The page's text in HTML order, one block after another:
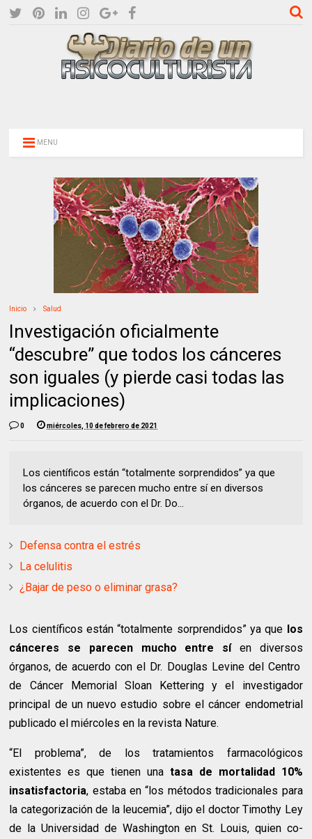
MENU
Inicio Salud
Investigación oficialmente
“descubre” que todos los cánceres
son iguales (y pierde casi todas las
implicaciones)
0 miércoles, 10 de febrero de 2021
Los científicos están “totalmente sorprendidos” ya que
los cánceres se parecen mucho entre sí en diversos
órganos, de acuerdo con el Dr. Do...
Defensa contra el estrés
La celulitis
¿Bajar de peso o eliminar grasa?
Los científicos están “totalmente sorprendidos” ya que los
cánceres se parecen mucho entre síen diversos
órganos, de acuerdo con el Dr. Douglas Levine del Centro
de Cáncer Memorial Sloan Kettering y el investigador
principal de un nuevo estudio sobre el cáncer endometrial
publicado el miércoles en la revista Nature.
“El problema”, de los tratamientos farmacológicos
existentes es que tienen una tasa de mortalidad 10%
insatisfactoria, estaba en “los métodos tradicionales para
la categorización de la leucemia”, dijo el doctor Timothy Ley
de la Universidad de Washington en St. Louis, quien co-